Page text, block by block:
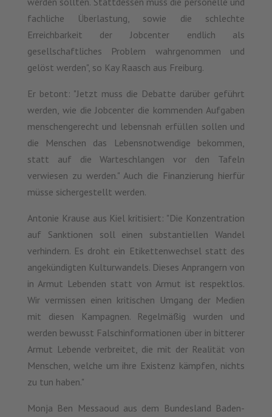
fachliche Überlastung, sowie die schlechte
Erreichbarkeit der Jobcenter endlich als
gesellschaftliches Problem wahrgenommen und
gelöst werden", so Kay Raasch aus Freiburg.
Er betont: "Jetzt muss die Debatte darüber geführt
werden, wie die Jobcenter die kommenden Aufgaben
menschengerecht und lebensnah erfüllen sollen und
die Menschen das Lebensnotwendige bekommen,
statt auf die Warteschlangen vor den Tafeln
verwiesen zu werden." Auch die Finanzierung hierfür
müsse sichergestellt werden.
Antonie Krause aus Kiel kritisiert: "Die Konzentration
auf Sanktionen soll einen substantiellen Wandel
verhindern. Es droht ein Etikettenwechsel statt des
angekündigten Kulturwandels. Dieses Anprangern von
in Armut Lebenden statt von Armut ist respektlos.
Wir vermissen einen kritischen Umgang der Medien
mit diesen Kampagnen. Regelmäßig wurden und
werden bewusst Falschinformationen über in bitterer
Armut Lebende verbreitet, die mit der Realität von
Menschen, welche um ihre Existenz kämpfen, nichts
zu tun haben."
Monja Ben Messaoud aus dem Bundesland Baden-